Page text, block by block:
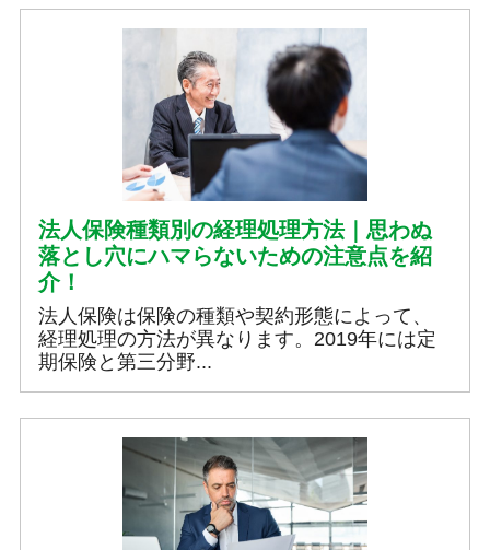
法人保険種類別の経理処理方法｜思わぬ
落とし穴にハマらないための注意点を紹
介！
法人保険は保険の種類や契約形態によって、
経理処理の方法が異なります。2019年には定
期保険と第三分野...